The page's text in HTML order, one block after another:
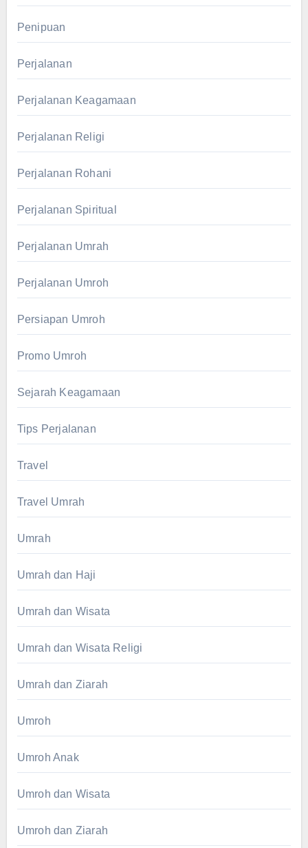
Penipuan
Perjalanan
Perjalanan Keagamaan
Perjalanan Religi
Perjalanan Rohani
Perjalanan Spiritual
Perjalanan Umrah
Perjalanan Umroh
Persiapan Umroh
Promo Umroh
Sejarah Keagamaan
Tips Perjalanan
Travel
Travel Umrah
Umrah
Umrah dan Haji
Umrah dan Wisata
Umrah dan Wisata Religi
Umrah dan Ziarah
Umroh
Umroh Anak
Umroh dan Wisata
Umroh dan Ziarah